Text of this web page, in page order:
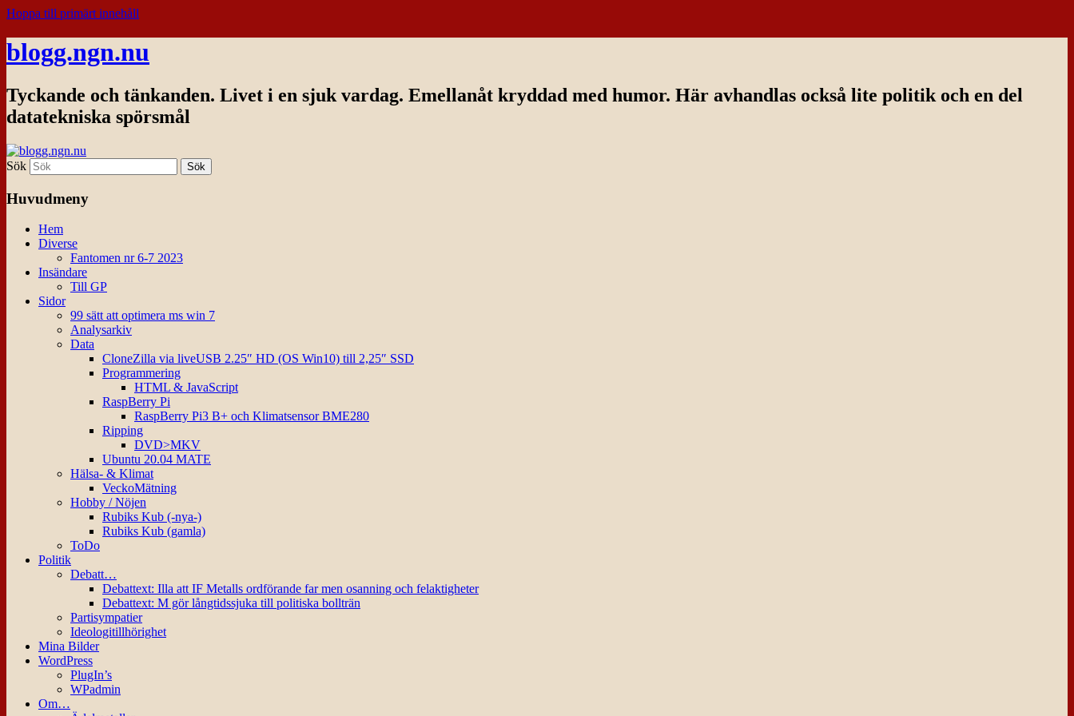
Hoppa till primärt innehåll
blogg.ngn.nu
Tyckande och tänkanden. Livet i en sjuk vardag. Emellanåt kryddad med humor. Här avhandlas också lite politik och en del
datatekniska spörsmål
Sök
Huvudmeny
Hem
Diverse
Fantomen nr 6-7 2023
Insändare
Till GP
Sidor
99 sätt att optimera ms win 7
Analysarkiv
Data
CloneZilla via liveUSB 2.25″ HD (OS Win10) till 2,25″ SSD
Programmering
HTML & JavaScript
RaspBerry Pi
RaspBerry Pi3 B+ och Klimatsensor BME280
Ripping
DVD>MKV
Ubuntu 20.04 MATE
Hälsa- & Klimat
VeckoMätning
Hobby / Nöjen
Rubiks Kub (-nya-)
Rubiks Kub (gamla)
ToDo
Politik
Debatt…
Debattext: Illa att IF Metalls ordförande far men osanning och felaktigheter
Debattext: M gör långtidssjuka till politiska bollträn
Partisympatier
Ideologitillhörighet
Mina Bilder
WordPress
PlugIn’s
WPadmin
Om…